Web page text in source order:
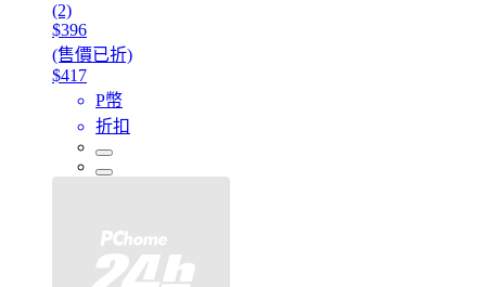
(2)
$396
(售價已折)
$417
P幣
折扣